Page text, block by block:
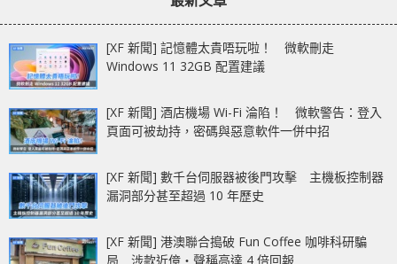
[XF 新聞] 記憶體太貴唔玩啦！ 微軟刪走
Windows 11 32GB 配置建議
[XF 新聞] 酒店機場 Wi-Fi 淪陷！ 微軟警告：登入
頁面可被劫持，密碼與惡意軟件一併中招
[XF 新聞] 數千台伺服器被後門攻擊 主機板控制器
漏洞部分甚至超過 10 年歷史
[XF 新聞] 港澳聯合搗破 Fun Coffee 咖啡科研騙
局 涉款近億‧聲稱高達 4 倍回報